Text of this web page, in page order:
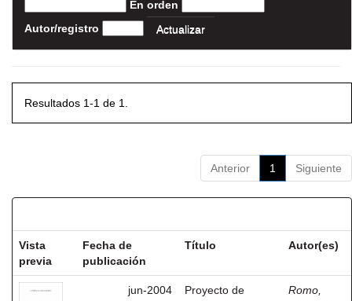
En orden
Autor/registro
Resultados 1-1 de 1.
Anterior 1 Siguiente
Vista
previa
Fecha de
publicación
Título Autor(es)
jun-2004
Proyecto de
Romo,